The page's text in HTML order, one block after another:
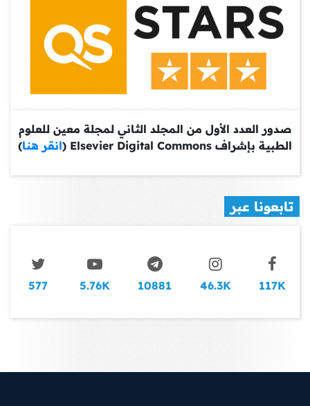
صدور العدد الأول من المجلد الثاني لمجلة معين للعلوم
الطبية بإشراف Elsevier Digital Commons (
انقر هنا)
تابعونا عبر
117K
46.3K
10881
5.76K
577